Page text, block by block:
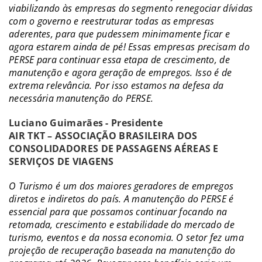
viabilizando às empresas do segmento renegociar dívidas
com o governo e reestruturar todas as empresas
aderentes, para que pudessem minimamente ficar e
agora estarem ainda de pé! Essas empresas precisam do
PERSE para continuar essa etapa de crescimento, de
manutenção e agora geração de empregos. Isso é de
extrema relevância. Por isso estamos na defesa da
necessária manutenção do PERSE.
Luciano Guimarães - Presidente
AIR TKT – ASSOCIAÇÃO BRASILEIRA DOS
CONSOLIDADORES DE PASSAGENS AÉREAS E
SERVIÇOS DE VIAGENS
O Turismo é um dos maiores geradores de empregos
diretos e indiretos do país. A manutenção do PERSE é
essencial para que possamos continuar focando na
retomada, crescimento e estabilidade do mercado de
turismo, eventos e da nossa economia. O setor fez uma
projeção de recuperação baseada na manutenção do